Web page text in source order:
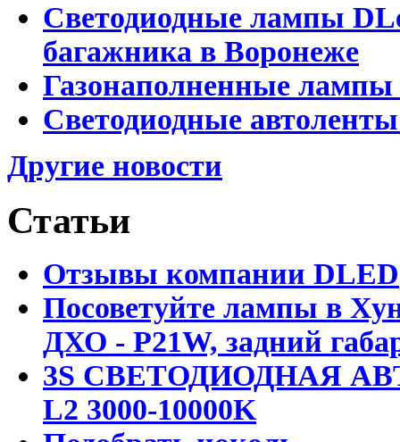
Светодиодные лампы
багажника в Воронеже
Газонаполненные
Светодиодные
Другие новости
Статьи
Отзывы компании DLED
Посоветуйте лампы в
ДХО - P21W, задний
3S СВЕТОДИОДНАЯ
L2 3000-10000K